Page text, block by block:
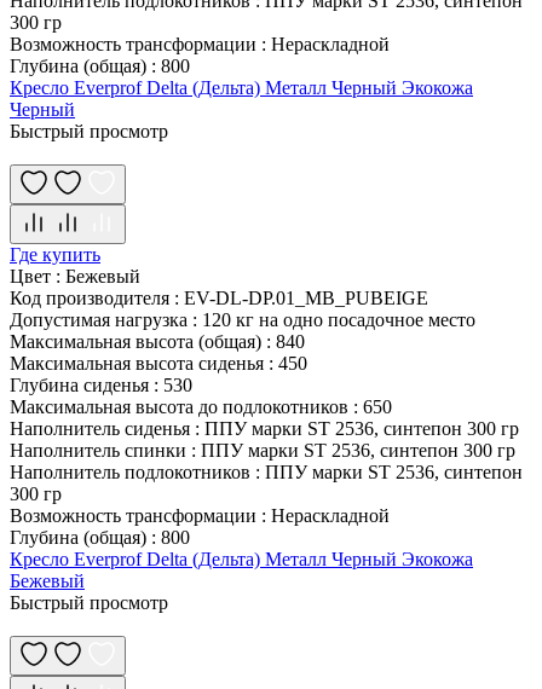
300 гр
Возможность трансформации : Нераскладной
Глубина (общая) : 800
Кресло Everprof Delta (Дельта) Металл Черный Экокожа
Черный
Быстрый просмотр
Где купить
Цвет : Бежевый
Код производителя : EV-DL-DP.01_MB_PUBEIGE
Допустимая нагрузка : 120 кг на одно посадочное место
Максимальная высота (общая) : 840
Максимальная высота сиденья : 450
Глубина сиденья : 530
Максимальная высота до подлокотников : 650
Наполнитель сиденья : ППУ марки ST 2536, синтепон 300 гр
Наполнитель спинки : ППУ марки ST 2536, синтепон 300 гр
Наполнитель подлокотников : ППУ марки ST 2536, синтепон
300 гр
Возможность трансформации : Нераскладной
Глубина (общая) : 800
Кресло Everprof Delta (Дельта) Металл Черный Экокожа
Бежевый
Быстрый просмотр